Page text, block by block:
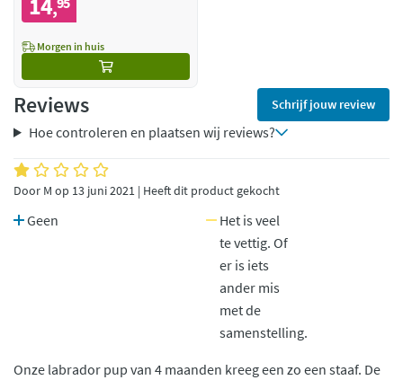
14,
Morgen in huis
Reviews Schrijf jouw review
Hoe controleren en plaatsen wij reviews?
Door M op 13 juni 2021 | Heeft dit product gekocht
Geen
Het is veel
te vettig. Of
er is iets
ander mis
met de
samenstelling.
Onze labrador pup van 4 maanden kreeg een zo een staaf. De